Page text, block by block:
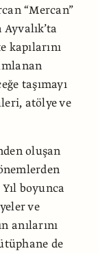
“Mercan”
Ayvalık’ta
kapılarını
taşımayı
atölye ve
oluşan
boyunca
ve
anılarını
de